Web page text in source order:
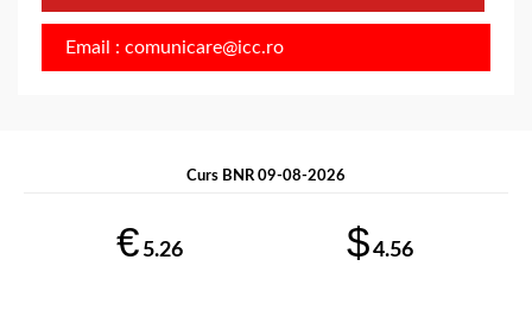
Email : comunicare@icc.ro
Curs BNR 09-08-2026
€ 5.26 $4.56